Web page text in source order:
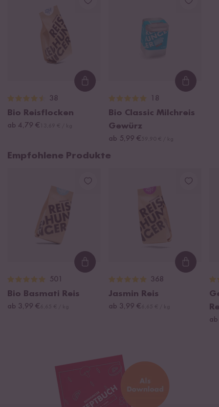
Loading...
38
Bio Reisflocken
ab 4,79 €
18
Bio Classic Milchreis
Gewürz
ab 5,99 €
Empfohlene Produkte
Loading...
501
Bio Basmati Reis
ab 3,99 €
368
Jasmin Reis
ab 3,99 €